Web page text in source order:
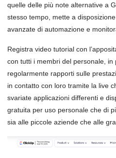
quelle delle più note alternative a
stesso tempo, mette a
avanzate di automazione e
Registra video tutorial con
con tutti i membri del personale,
regolarmente rapporti sulle
in contatto con loro tramite la live
svariate applicazioni differenti e
gratuita per uso personale che di
sia alle piccole aziende che alle